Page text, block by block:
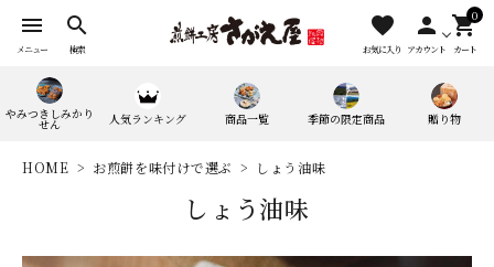
menu
メニュー
search
検索
favorite
お気に入り
person
アカウント
0
shopping_cart
カート
やみつきしみかり
せん 人気ランキング 商品一覧 季節の限定商品 贈り物
HOME お煎餅を味付けで選ぶ しょう油味
しょう油味